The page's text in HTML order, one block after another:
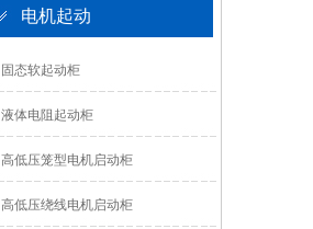
电机起动
固态软起动柜
液体电阻起动柜
高低压笼型电机启动柜
高低压绕线电机启动柜